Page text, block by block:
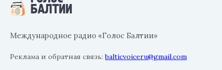
Международное радио «Голос Балтии»
Реклама и обратная связь:balticvoiceru@gmail.com